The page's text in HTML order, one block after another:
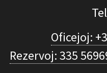
Oficejoj:
Rezervoj: 335